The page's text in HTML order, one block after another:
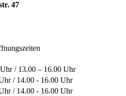
47
/ 13.00 – 16.00 Uhr
/ 14.00 - 16.00 Uhr
/ 14.00 - 16.00 Uhr